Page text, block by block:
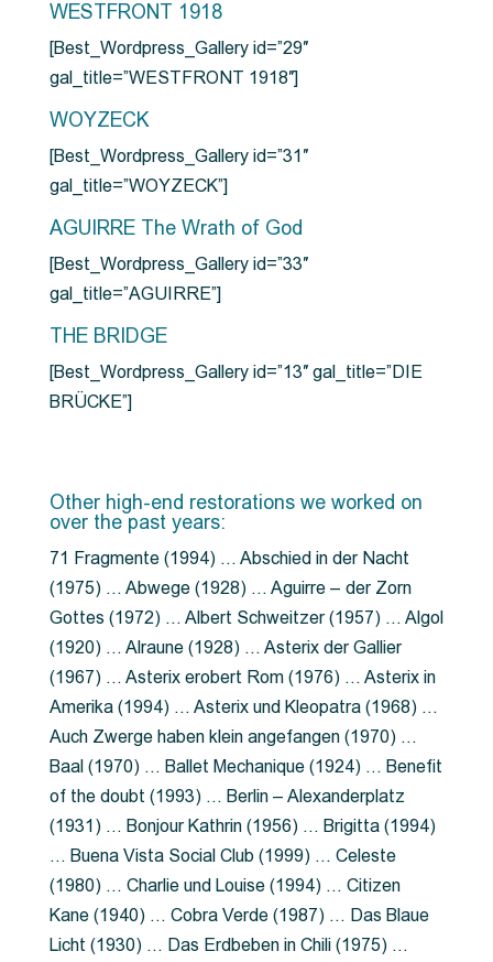
WESTFRONT 1918
[Best_Wordpress_Gallery id=”29″
gal_title=”WESTFRONT 1918″]
WOYZECK
[Best_Wordpress_Gallery id=”31″
gal_title=”WOYZECK”]
AGUIRRE The Wrath of God
[Best_Wordpress_Gallery id=”33″
gal_title=”AGUIRRE”]
THE BRIDGE
[Best_Wordpress_Gallery id=”13″ gal_title=”DIE
BRÜCKE”]
Other high-end restorations we worked on
over the past years:
71 Fragmente (1994) … Abschied in der Nacht
(1975) … Abwege (1928) … Aguirre – der Zorn
Gottes (1972) … Albert Schweitzer (1957) … Algol
(1920) … Alraune (1928) … Asterix der Gallier
(1967) … Asterix erobert Rom (1976) … Asterix in
Amerika (1994) … Asterix und Kleopatra (1968) …
Auch Zwerge haben klein angefangen (1970) …
Baal (1970) … Ballet Mechanique (1924) … Benefit
of the doubt (1993) … Berlin – Alexanderplatz
(1931) … Bonjour Kathrin (1956) … Brigitta (1994)
… Buena Vista Social Club (1999) … Celeste
(1980) … Charlie und Louise (1994) … Citizen
Kane (1940) … Cobra Verde (1987) … Das Blaue
Licht (1930) … Das Erdbeben in Chili (1975) …